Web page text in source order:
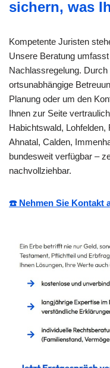
sichern, was
Kompetente Juristen
Unsere Beratung
Nachlassregelung.
ortsunabhängige
Planung oder um den
Ihnen zur Seite
Habichtswald,
Ahnatal, Calden,
bundesweit verfügbar –
nachvollziehbar.
☎️ Nehmen Sie Kontakt